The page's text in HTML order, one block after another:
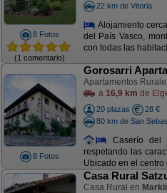
8 Fotos
(1 comentario)
22 km de Vitoria
Alojamiento
del País Vasco,
con todas las
8 Fotos
Gorosarri
Apartamentos
a 16,9 km de
20 plazas
28 €
80 km de San
Caserío del
respetando las
Ubicado en el centro
Casa Rural
Casa Rural en